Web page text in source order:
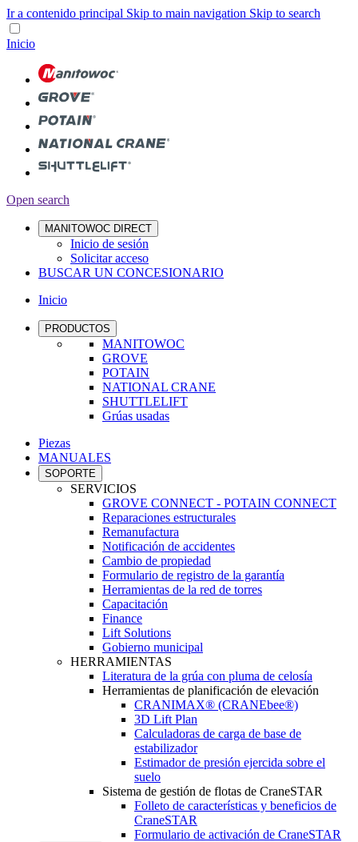
Ir a contenido principal Skip to main navigation Skip to search
Inicio
Open search
MANITOWOC DIRECT
Inicio de sesión
Solicitar acceso
BUSCAR UN CONCESIONARIO
Inicio
PRODUCTOS
MANITOWOC
GROVE
POTAIN
NATIONAL CRANE
SHUTTLELIFT
Grúas usadas
Piezas
MANUALES
SOPORTE
SERVICIOS
GROVE CONNECT - POTAIN CONNECT
Reparaciones estructurales
Remanufactura
Notificación de accidentes
Cambio de propiedad
Formulario de registro de la garantía
Herramientas de la red de torres
Capacitación
Finance
Lift Solutions
Gobierno municipal
HERRAMIENTAS
Literatura de la grúa con pluma de celosía
Herramientas de planificación de elevación
CRANIMAX® (CRANEbee®)
3D Lift Plan
Calculadoras de carga de base de
estabilizador
Estimador de presión ejercida sobre el
suelo
Sistema de gestión de flotas de CraneSTAR
Folleto de características y beneficios de
CraneSTAR
Formulario de activación de CraneSTAR